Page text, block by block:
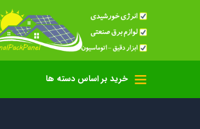
خرید بر اساس دسته ها